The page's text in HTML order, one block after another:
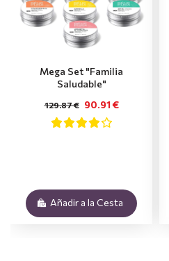
Mega Set "Familia
Saludable"
90.91 €
129.87 €
Añadir a la Cesta